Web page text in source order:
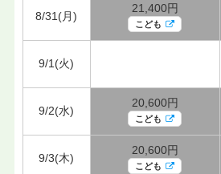
8/31(月)
21,400円
こども
9/1(火)
9/2(水)
20,600円
こども
9/3(木)
20,600円
こども